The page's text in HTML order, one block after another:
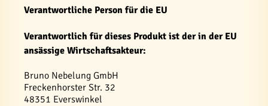
Verantwortliche Person für die EU
Verantwortlich für dieses Produkt ist der in der EU
ansässige Wirtschaftsakteur:
Bruno Nebelung GmbH
Freckenhorster Str. 32
48351 Everswinkel